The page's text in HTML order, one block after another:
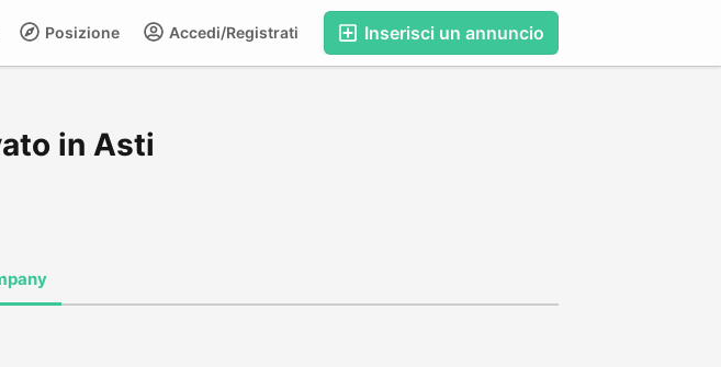
Inserisci un annuncio
Accedi/Registrati
Posizione
in Asti